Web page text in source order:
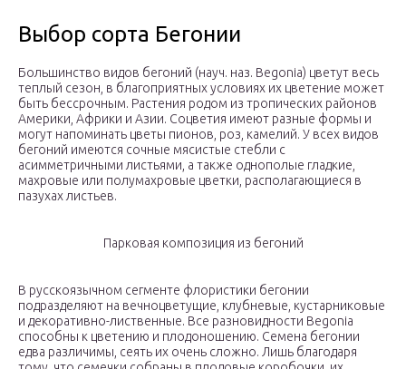
Выбор сорта Бегонии
Большинство видов бегоний (науч. наз. Begonia) цветут весь
теплый сезон, в благоприятных условиях их цветение может
быть бессрочным. Растения родом из тропических районов
Америки, Африки и Азии. Соцветия имеют разные формы и
могут напоминать цветы пионов, роз, камелий. У всех видов
бегоний имеются сочные мясистые стебли с
асимметричными листьями, а также однополые гладкие,
махровые или полумахровые цветки, располагающиеся в
пазухах листьев.
Парковая композиция из бегоний
В русскоязычном сегменте флористики бегонии
подразделяют на вечноцветущие, клубневые, кустарниковые
и декоративно-лиственные. Все разновидности Begonia
способны к цветению и плодоношению. Семена бегонии
едва различимы, сеять их очень сложно. Лишь благодаря